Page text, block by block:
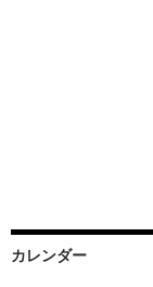
カレンダー